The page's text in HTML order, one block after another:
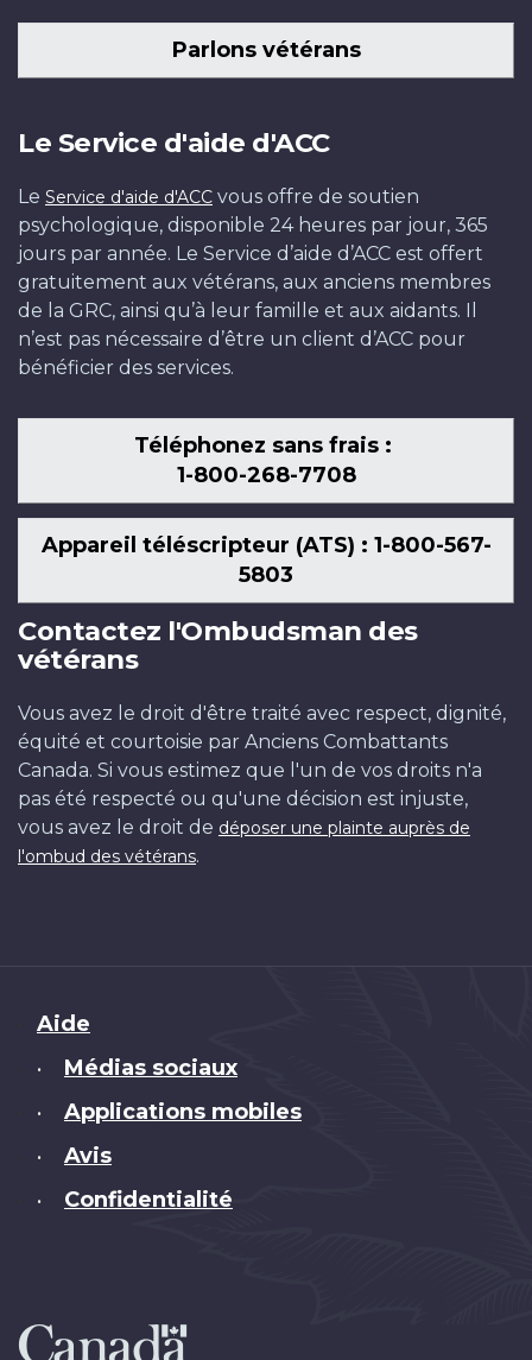
Parlons vétérans
Le Service d'aide d'ACC
Le Service d'aide d'ACC vous offre de soutien
psychologique, disponible 24 heures par jour, 365
jours par année. Le Service d’aide d’ACC est offert
gratuitement aux vétérans, aux anciens membres
de la GRC, ainsi qu’à leur famille et aux aidants. Il
n’est pas nécessaire d’être un client d’ACC pour
bénéficier des services.
Téléphonez sans frais :
1-800-268-7708
Appareil téléscripteur (ATS) : 1-800-567-
5803
Contactez l'Ombudsman des
vétérans
Vous avez le droit d'être traité avec respect, dignité,
équité et courtoisie par Anciens Combattants
Canada. Si vous estimez que l'un de vos droits n'a
pas été respecté ou qu'une décision est injuste,
vous avez le droit de déposer une plainte auprès de
l'ombud des vétérans.
Brand
Aide
• Médias sociaux
• Applications mobiles
• Avis
• Confidentialité